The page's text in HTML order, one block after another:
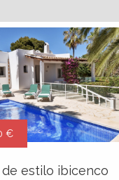
€
estilo ibicenco